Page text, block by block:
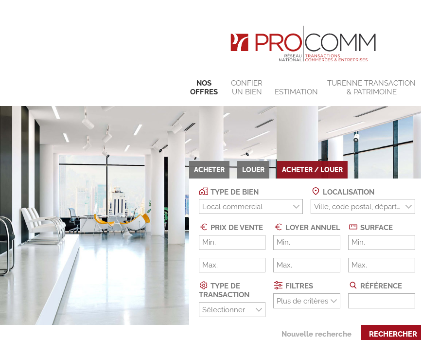
NOS
OFFRES
CONFIER
UN BIEN
ESTIMATION
TURENNE TRANSACTION
& PATRIMOINE
ACHETER LOUER ACHETER / LOUER
TYPE DE BIEN
Local commercial
LOCALISATION
PRIX DE VENTE LOYER ANNUEL SURFACE
TYPE DE
TRANSACTION
Sélectionner
FILTRES
Plus de critères
RÉFÉRENCE
Nouvelle recherche RECHERCHER